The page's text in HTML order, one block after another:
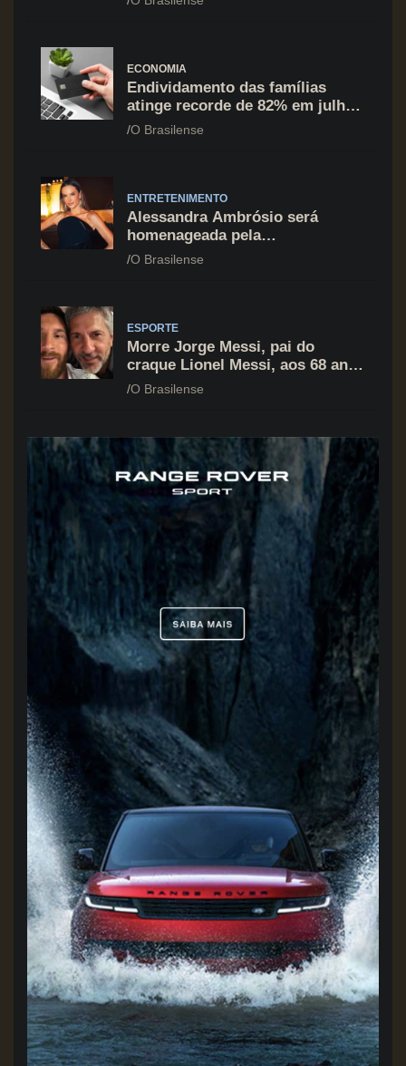
ECONOMIA
Endividamento das famílias
atinge recorde de 82% em julho;
cartão de crédito segue como
O Brasilense
ENTRETENIMENTO
Alessandra Ambrósio será
homenageada pela
BrazilFoundation no New York
O Brasilense
ESPORTE
Morre Jorge Messi, pai do
craque Lionel Messi, aos 68 anos
na Argentina
O Brasilense